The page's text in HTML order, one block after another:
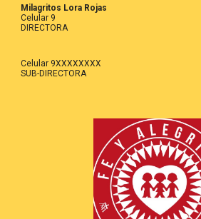
Milagritos Lora Rojas
Celular 9
DIRECTORA
Celular 9XXXXXXXX
SUB-DIRECTORA